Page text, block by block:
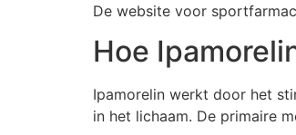
De website voor
Hoe
Ipamorelin werkt door het
in het lichaam. De primaire